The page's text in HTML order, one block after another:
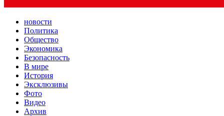
новости
Политика
Общество
Экономика
Безопасность
В мире
История
Эксклюзивы
Фото
Видео
Архив